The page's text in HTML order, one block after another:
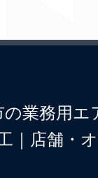
の業務用エ
｜店舗・